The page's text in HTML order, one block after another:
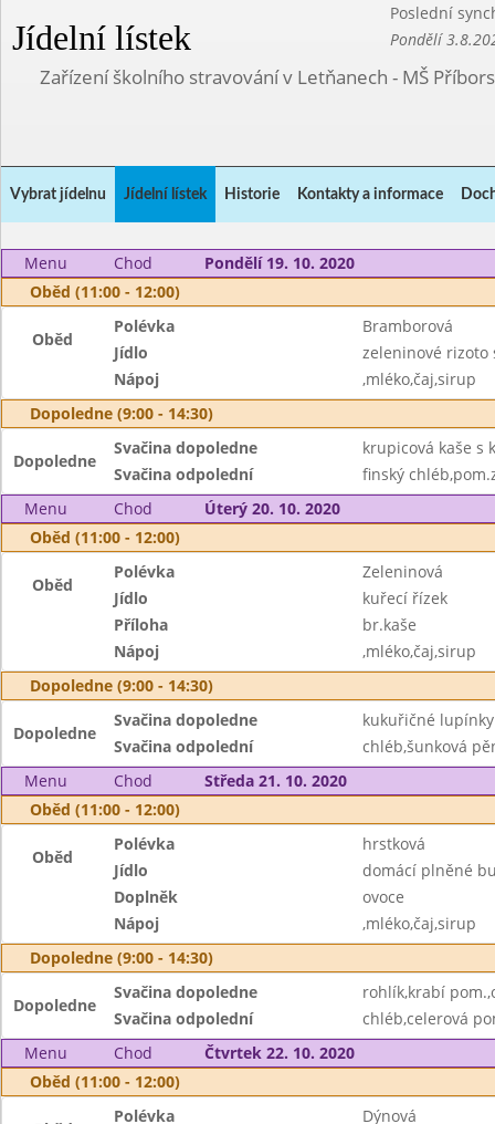
Jídelní lístek
Poslední
Pondělí
Zařízení školního stravování v Letňanech - MŠ
Vybrat jídelnu Jídelní lístek Historie Kontakty a informace
Menu Chod
Pondělí 19. 10. 2020
Oběd (11:00 - 12:00)
Oběd
Polévka
Bramborová
Jídlo
zeleninové rizoto
Nápoj
,mléko,čaj,sirup
Dopoledne (9:00 - 14:30)
Dopoledne
Svačina dopoledne
krupicová kaše s
Svačina odpolední
finský
Menu
Chod
Úterý 20. 10. 2020
Oběd (11:00 - 12:00)
Oběd
Polévka
Zeleninová
Jídlo
kuřecí řízek
Příloha
br.kaše
Nápoj
,mléko,čaj,sirup
Dopoledne (9:00 - 14:30)
Dopoledne
Svačina dopoledne
kukuřičné
Svačina odpolední
chléb,šunková
Menu
Chod
Středa 21. 10. 2020
Oběd (11:00 - 12:00)
Oběd
Polévka
hrstková
Jídlo
domácí plněné
Doplněk
ovoce
Nápoj
,mléko,čaj,sirup
Dopoledne (9:00 - 14:30)
Dopoledne
Svačina dopoledne
rohlík,krabí
Svačina odpolední
chléb,celerová
Menu
Chod
Čtvrtek 22. 10. 2020
Oběd (11:00 - 12:00)
Polévka
Dýnová